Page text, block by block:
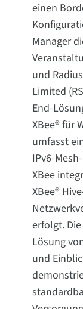
einen
Manager
und
Limited
End-
XBee® für
umfasst
IPv6-
XBee
XBee®
erfolgt.
Lösung
und